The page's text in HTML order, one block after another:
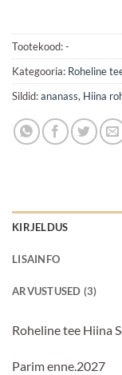
Tootekood:-
Kategooria: Roheline
Sildid:ananass, Hiina
KIRJELDUS
LISAINFO
ARVUSTUSED (3)
Roheline tee Hiina
Parim enne.2027